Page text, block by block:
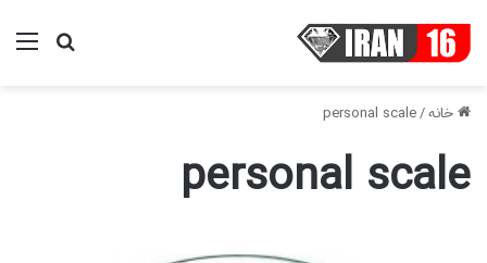
خانه/
personal scale
personal scale